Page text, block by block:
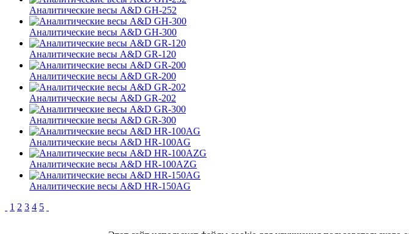
Аналитические весы A&D GH-252
Аналитические весы A&D GH-300
Аналитические весы A&D GR-120
Аналитические весы A&D GR-200
Аналитические весы A&D GR-202
Аналитические весы A&D GR-300
Аналитические весы A&D HR-100AG
Аналитические весы A&D HR-100AZG
Аналитические весы A&D HR-150AG
1 2 3 4 5